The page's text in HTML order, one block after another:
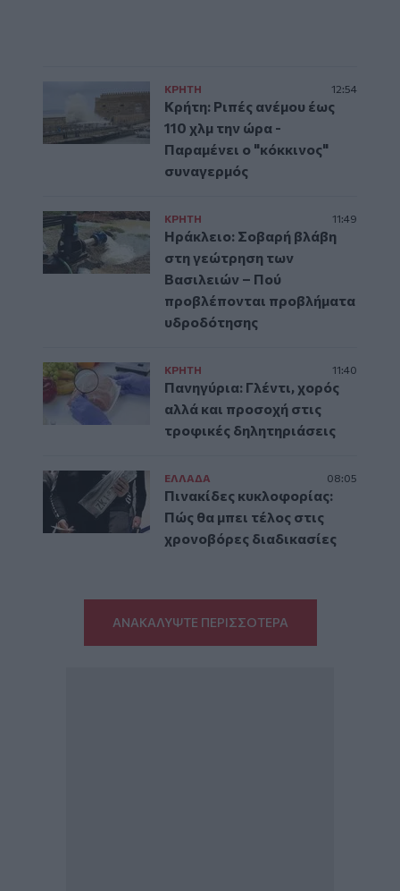
ΚΡΗΤΗ 12:54
Κρήτη: Ριπές ανέμου έως
110 χλμ την ώρα -
Παραμένει ο "κόκκινος"
συναγερμός
ΚΡΗΤΗ 11:49
Ηράκλειο: Σοβαρή βλάβη
στη γεώτρηση των
Βασιλειών – Πού
προβλέπονται προβλήματα
υδροδότησης
ΚΡΗΤΗ 11:40
Πανηγύρια: Γλέντι, χορός
αλλά και προσοχή στις
τροφικές δηλητηριάσεις
ΕΛΛAΔΑ 08:05
Πινακίδες κυκλοφορίας:
Πώς θα μπει τέλος στις
χρονοβόρες διαδικασίες
ΑΝΑΚΑΛΥΨΤΕ ΠΕΡΙΣΣΟΤΕΡΑ